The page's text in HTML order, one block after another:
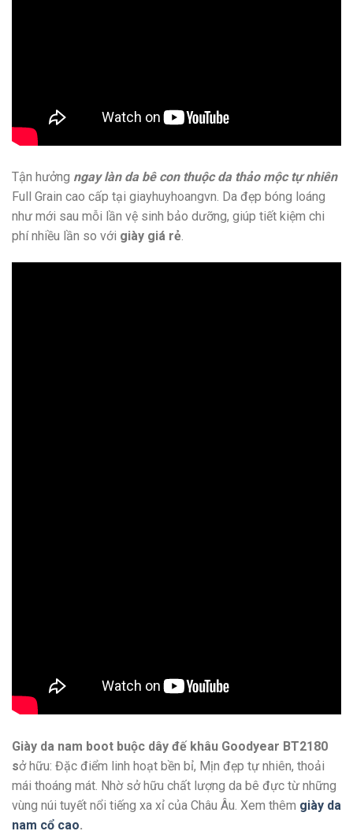
Tận hưởng ngay làn da bê con thuộc da thảo mộc tự nhiên
Full Grain cao cấp tại giayhuyhoangvn. Da đẹp bóng loáng
như mới sau mỗi lần vệ sinh bảo dưỡng, giúp tiết kiệm chi
phí nhiều lần so với giày giá rẻ.
Giày da nam boot buộc dây đế khâu Goodyear BT2180
sở hữu: Đặc điểm linh hoạt bền bỉ, Mịn đẹp tự nhiên, thoải
mái thoáng mát. Nhờ sở hữu chất lượng da bê đực từ những
vùng núi tuyết nổi tiếng xa xỉ của Châu Âu. Xem thêm giày da
nam cổ cao.